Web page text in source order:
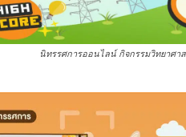
นิทรรศการออนไลน์ กิจกรรมวิทยาศา